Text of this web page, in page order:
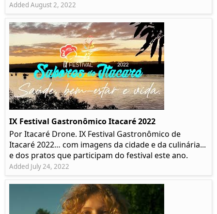
Added August 2, 2022
IX Festival Gastronômico Itacaré 2022
Por Itacaré Drone. IX Festival Gastronômico de
Itacaré 2022… com imagens da cidade e da culinária...
e dos pratos que participam do festival este ano.
Added July 24, 2022